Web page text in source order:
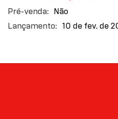
ignorância? De que forma o
conhecimento demonstrado
Não
10 de fev. de